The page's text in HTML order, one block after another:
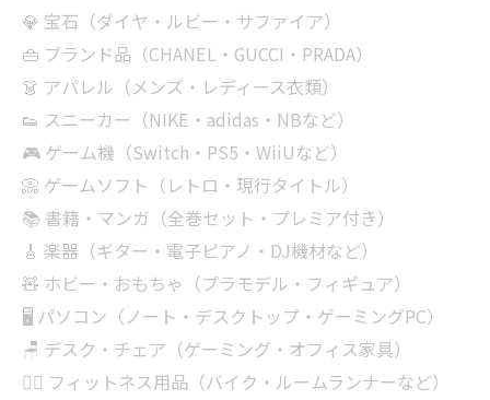
💎 宝石（ダイヤ・ルビー・サファイア）
👜 ブランド品（CHANEL・GUCCI・PRADA）
👗 アパレル（メンズ・レディース衣類）
👟 スニーカー（NIKE・adidas・NBなど）
🎮 ゲーム機（Switch・PS5・WiiUなど）
📀 ゲームソフト（レトロ・現行タイトル）
📚 書籍・マンガ（全巻セット・プレミア付き）
🎸 楽器（ギター・電子ピアノ・DJ機材など）
🧸 ホビー・おもちゃ（プラモデル・フィギュア）
🖥 パソコン（ノート・デスクトップ・ゲーミングPC）
🪑 デスク・チェア（ゲーミング・オフィス家具）
🏋‍♂️ フィットネス用品（バイク・ルームランナーなど）